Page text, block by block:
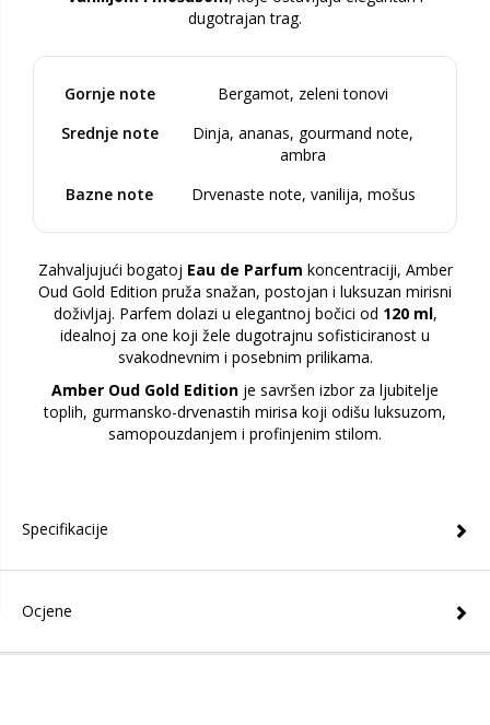
dugotrajan trag.
Gornje note
Bergamot, zeleni tonovi
Srednje note
Dinja, ananas, gourmand note,
ambra
Bazne note
Drvenaste note, vanilija, mošus
Zahvaljujući bogatoj Eau de Parfum koncentraciji, Amber
Oud Gold Edition pruža snažan, postojan i luksuzan mirisni
doživljaj. Parfem dolazi u elegantnoj bočici od 120 ml,
idealnoj za one koji žele dugotrajnu sofisticiranost u
svakodnevnim i posebnim prilikama.
Amber Oud Gold Edition je savršen izbor za ljubitelje
toplih, gurmansko-drvenastih mirisa koji odišu luksuzom,
samopouzdanjem i profinjenim stilom.
Specifikacije
Ocjene